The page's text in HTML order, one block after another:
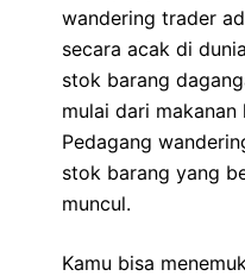
wandering trader
secara acak di
stok barang
mulai dari
Pedagang
stok barang yang
muncul.
Kamu bisa